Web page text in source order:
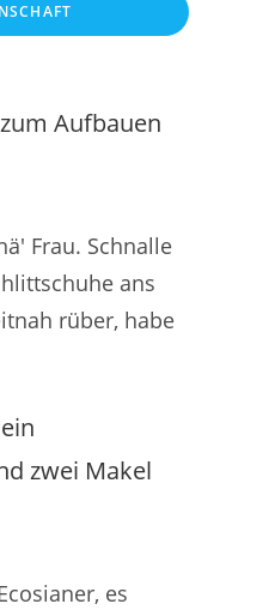
Aufbauen
Frau. Schnalle
ans
rüber, habe
zwei Makel
es